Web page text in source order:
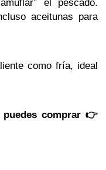
el pescado.
aceitunas para
como fría, ideal
comprar 👉